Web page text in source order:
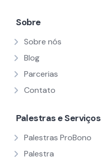
Sobre
Sobre nós
Blog
Parcerias
Contato
Palestras e Serviços
Palestras ProBono
Palestra